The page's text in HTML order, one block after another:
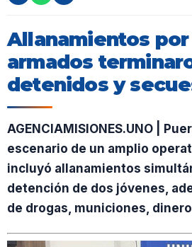
Allanamientos
armados
detenidos y
AGENCIAMISIONES.UNO |
escenario de un amplio
incluyó allanamientos
detención de dos jóvenes,
de drogas, municiones,